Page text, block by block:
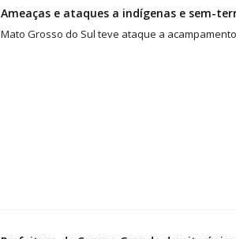
Ameaças e ataques a indígenas e sem-
Mato Grosso do Sul teve ataque a